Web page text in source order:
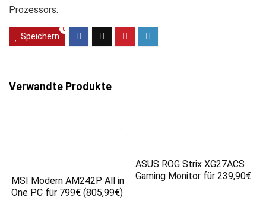
Prozessors.
Speichern
0
Verwandte Produkte
MSI Modern AM242P All in
One PC für 799€ (805,99€)
ASUS ROG Strix XG27ACS
Gaming Monitor für 239,90€